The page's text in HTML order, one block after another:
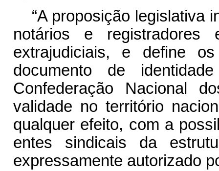
“A proposição legislativa
notários e registradores
extrajudiciais, e define
documento de
Confederação Nacional
validade no território
qualquer efeito, com a
entes sindicais da
expressamente autorizado